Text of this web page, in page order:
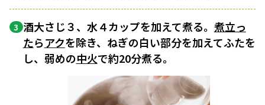
3 酒大さじ３、水４カップを加えて煮る。 煮立っ
たらアクを除き、ねぎの白い部分を加えてふたを
し、弱めの中火で約20分煮る。